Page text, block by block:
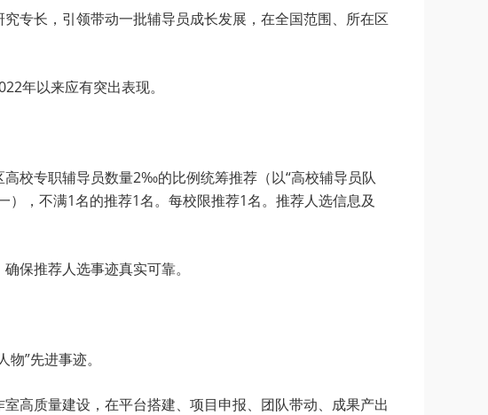
专长，引领带动一批辅导员成长发展，在全国范围、所在区
年以来应有突出表现。
高校专职辅导员数量2‰的比例统筹推荐（以“高校辅导员队
，不满1名的推荐1名。每校限推荐1名。推荐人选信息及
保推荐人选事迹真实可靠。
”先进事迹。
高质量建设，在平台搭建、项目申报、团队带动、成果产出